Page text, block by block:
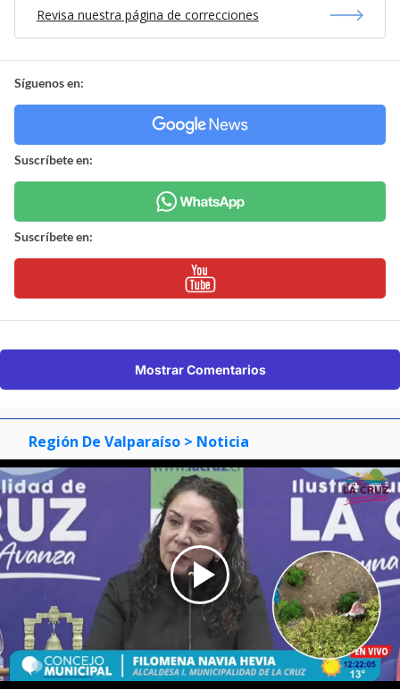
Revisa nuestra página de correcciones
Síguenos en:
Suscríbete en:
Suscríbete en:
Mostrar Comentarios
Región De Valparaíso > Noticia